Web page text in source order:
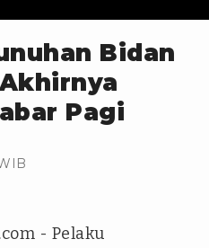
Bidan
Pagi
- Pelaku